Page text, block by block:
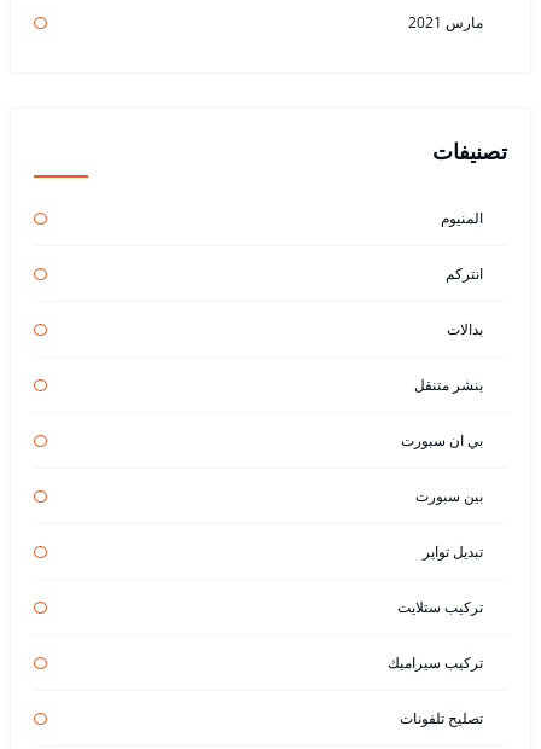
مارس 2021
تصنيفات
المنيوم
انتركم
بدالات
بنشر متنقل
بي ان سبورت
بين سبورت
تبديل تواير
تركيب ستلايت
تركيب سيراميك
تصليح تلفونات